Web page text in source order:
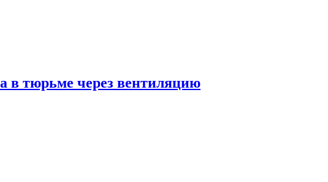
в тюрьме через вентиляцию